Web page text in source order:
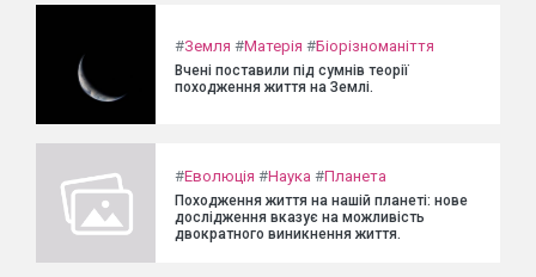
#Земля #Матерія #Біорізноманіття
Вчені поставили під сумнів теорії
походження життя на Землі.
#Еволюція #Наука #Планета
Походження життя на нашій планеті: нове
дослідження вказує на можливість
двократного виникнення життя.